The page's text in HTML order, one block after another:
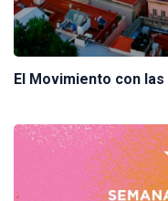
El Movimiento con